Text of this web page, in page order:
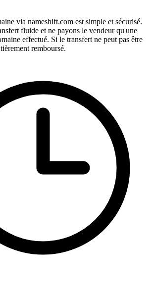
via nameshift.com est simple et sécurisé.
fluide et ne payons le vendeur qu'une
effectué. Si le transfert ne peut pas être
remboursé.